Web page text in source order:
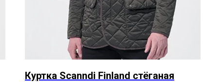
Куртка Scanndi Finland стёганая